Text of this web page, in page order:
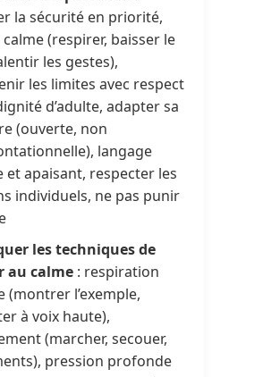
la sécurité en priorité,
(respirer, baisser le
les gestes),
les limites avec respect
d’adulte, adapter sa
(ouverte, non
langage
et apaisant, respecter les
individuels, ne pas punir
les techniques de
au calme : respiration
(montrer l’exemple,
à voix haute),
(marcher, secouer,
pression profonde